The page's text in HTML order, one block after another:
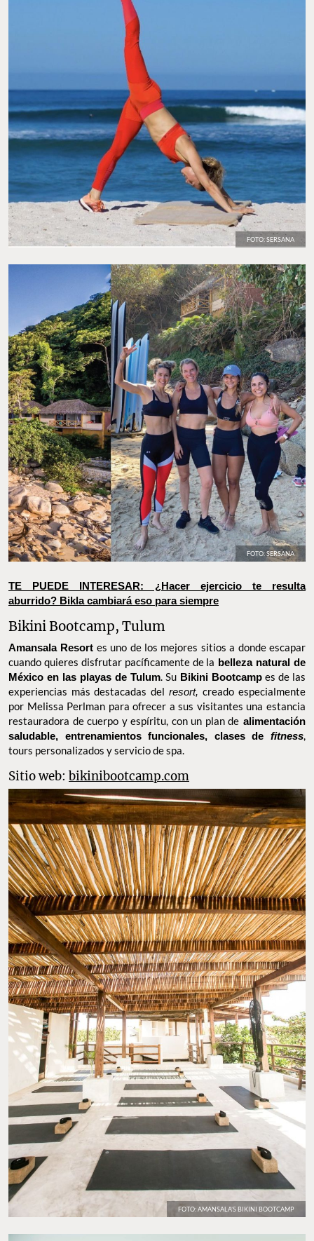
FOTO: SERSANA
TE PUEDE INTERESAR: ¿Hacer ejercicio te resulta aburrido?
Bikla cambiará eso para siempre
Bikini Bootcamp, Tulum
Amansala Resortes uno de los mejores sitios a donde escapar
cuando quieres disfrutar pacíficamente de labelleza natural de
México en las playas de Tulum. SuBikini Bootcamp
experiencias más destacadas del
por Melissa Perlman para ofrecer a sus visitantes una estancia
restauradora de cuerpo y espíritu, con un plan dealimentación
saludable, entrenamientos funcionales, clases defitness, tours
personalizados y servicio de spa.
Sitio web:bikinibootcamp.com